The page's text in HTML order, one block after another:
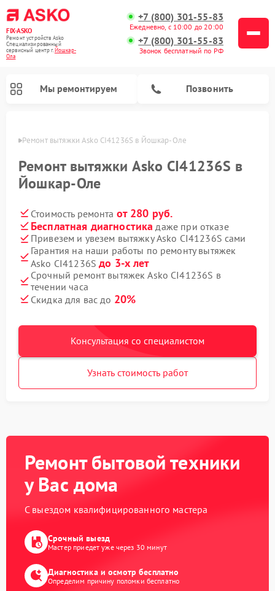
FIX-ASKO
Ремонт устройств Asko
Специализированный
cервисный центр г.Йошкар-
Ола
+7 (800) 301-55-83
Ежедневно, с 10:00 до 20:00
+7 (800) 301-55-83
Звонок бесплатный по РФ
Мы ремонтируем Позвонить
Ремонт вытяжки Asko CI41236S в Йошкар-Оле
Ремонт вытяжки Asko CI41236S в
Йошкар-Оле
Стоимость ремонта от 280 руб.
Бесплатная диагностика даже при отказе
Привезем и увезем вытяжку Asko CI41236S сами
Гарантия на наши работы по ремонту вытяжек
Asko CI41236Sдо 3-х лет
Срочный ремонт вытяжек Asko CI41236S в
течении часа
Скидка для вас до 20%
Консультация со специалистом
Узнать стоимость работ
Ремонт бытовой техники
у Вас дома
С выездом квалифицированного мастера
Срочный выезд
Мастер приедет уже через 30 минут
Диагностика и осмотр бесплатно
Определим причину поломки бесплатно